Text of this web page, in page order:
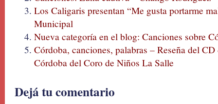
Los Caligaris presentan “Me gusta portarme
Municipal
Nueva categoría en el blog: Canciones sobre
Córdoba, canciones, palabras – Reseña del
Córdoba del Coro de Niños La Salle
Dejá tu comentario